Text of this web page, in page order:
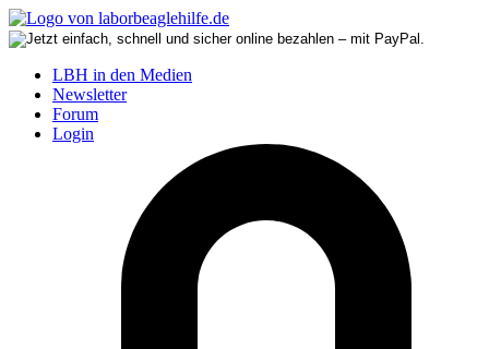
LBH in den Medien
Newsletter
Forum
Login